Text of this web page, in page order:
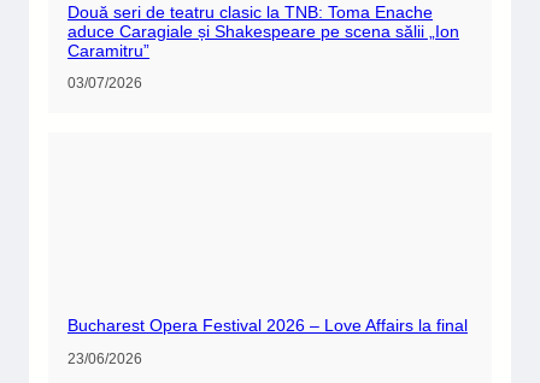
Două seri de teatru clasic la TNB: Toma Enache
aduce Caragiale și Shakespeare pe scena sălii „Ion
Caramitru”
03/07/2026
Bucharest Opera Festival 2026 – Love Affairs la final
23/06/2026